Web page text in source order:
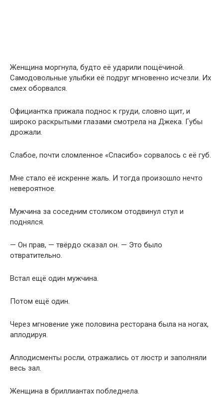
Женщина моргнула, будто её ударили пощёчиной.
Самодовольные улыбки её подруг мгновенно исчезли. Их
смех оборвался.
Официантка прижала поднос к груди, словно щит, и
широко раскрытыми глазами смотрела на Джека. Губы
дрожали.
Слабое, почти сломленное «Спасибо» сорвалось с её губ.
Мне стало её искренне жаль. И тогда произошло нечто
невероятное.
Мужчина за соседним столиком отодвинул стул и
поднялся.
— Он прав, — твёрдо сказал он. — Это было
отвратительно.
Встал ещё один мужчина.
Потом ещё один.
Через мгновение уже половина ресторана была на ногах,
аплодируя.
Аплодисменты росли, отражались от люстр и заполняли
весь зал.
Женщина в бриллиантах побледнела.